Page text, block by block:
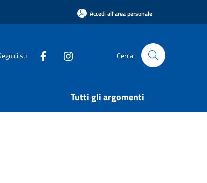
Accedi all'area personale
su Cerca
Tutti gli argomenti